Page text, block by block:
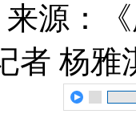
来源：
者 杨雅